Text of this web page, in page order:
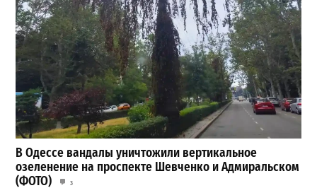
В Одессе вандалы уничтожили вертикальное
озеленение на проспекте Шевченко и Адмиральском
(ФОТО)
3